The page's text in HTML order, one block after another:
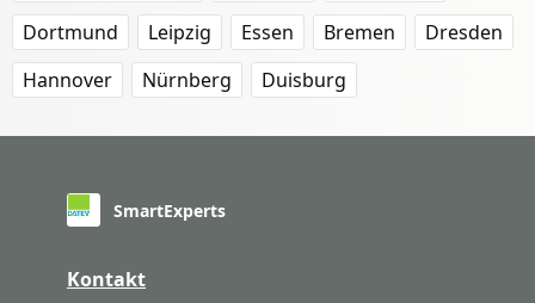
Dortmund
Leipzig Essen Bremen
Dresden
Hannover
Nürnberg Duisburg
SmartExperts
Kontakt